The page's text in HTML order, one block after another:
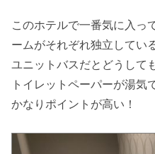
このホテルで一番気に入っ
ームがそれぞれ独立してい
ユニットバスだとどうして
トイレットペーパーが湯気
かなりポイントが高い！